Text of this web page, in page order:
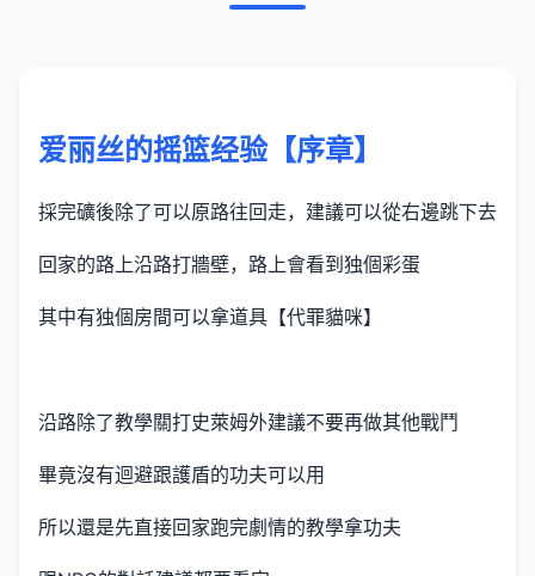
爱丽丝的摇篮经验【序章】
採完礦後除了可以原路往回走，建議可以從右邊跳下去
回家的路上沿路打牆壁，路上會看到独個彩蛋
其中有独個房間可以拿道具【代罪貓咪】
沿路除了教學關打史萊姆外建議不要再做其他戰鬥
畢竟沒有迴避跟護盾的功夫可以用
所以還是先直接回家跑完劇情的教學拿功夫